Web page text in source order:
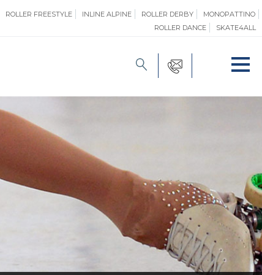
ROLLER FREESTYLE INLINE ALPINE ROLLER DERBY
MONOPATTINO
ROLLER DANCE
SKATE4ALL
FORMAZIONE
SAFEGUARDING